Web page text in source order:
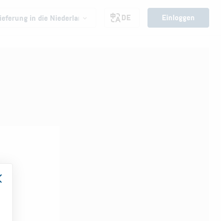
in die Niederlande DE Einloggen